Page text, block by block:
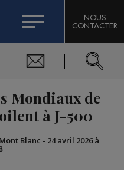
DE L'EXPERT
SKIABLES
BLANC
NOUS
CONTACTER
Mondiaux de
à J-500
Blanc - 24 avril 2026 à